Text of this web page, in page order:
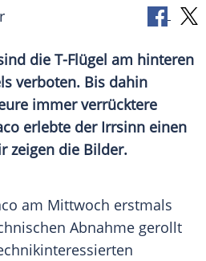
die T-Flügel am hinteren
verboten. Bis dahin
immer verrücktere
erlebte der Irrsinn einen
zeigen die Bilder.
am Mittwoch erstmals
Abnahme gerollt